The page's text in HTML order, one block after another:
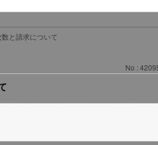
と請求について
No :